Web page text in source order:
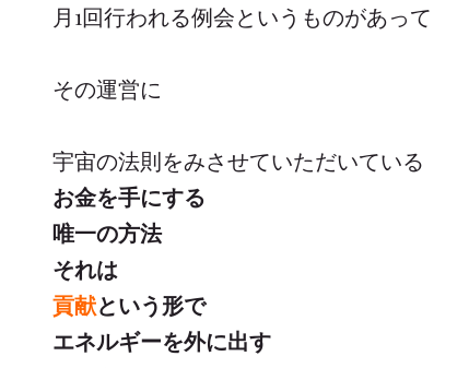
月1回行われる例会というものがあって
その運営に
宇宙の法則をみさせていただいている
お金を手にする
唯一の方法
それは
貢献という形で
エネルギーを外に出す